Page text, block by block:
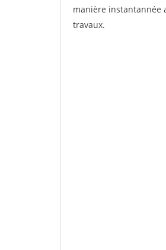
manière instantannée
travaux.